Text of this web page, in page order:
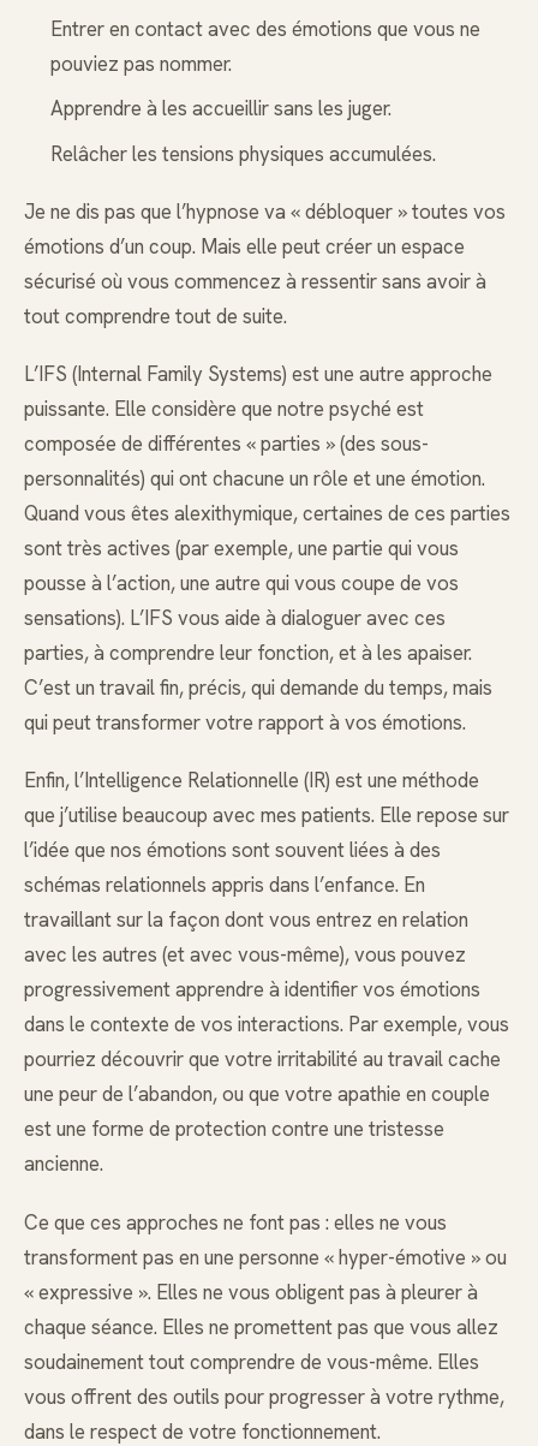
Entrer en contact avec des émotions que vous ne
pouviez pas nommer.
Apprendre à les accueillir sans les juger.
Relâcher les tensions physiques accumulées.
Je ne dis pas que l’hypnose va « débloquer » toutes vos
émotions d’un coup. Mais elle peut créer un espace
sécurisé où vous commencez à ressentir sans avoir à
tout comprendre tout de suite.
L’IFS (Internal Family Systems) est une autre approche
puissante. Elle considère que notre psyché est
composée de différentes « parties » (des sous-
personnalités) qui ont chacune un rôle et une émotion.
Quand vous êtes alexithymique, certaines de ces parties
sont très actives (par exemple, une partie qui vous
pousse à l’action, une autre qui vous coupe de vos
sensations). L’IFS vous aide à dialoguer avec ces
parties, à comprendre leur fonction, et à les apaiser.
C’est un travail fin, précis, qui demande du temps, mais
qui peut transformer votre rapport à vos émotions.
Enfin, l’Intelligence Relationnelle (IR) est une méthode
que j’utilise beaucoup avec mes patients. Elle repose sur
l’idée que nos émotions sont souvent liées à des
schémas relationnels appris dans l’enfance. En
travaillant sur la façon dont vous entrez en relation
avec les autres (et avec vous-même), vous pouvez
progressivement apprendre à identifier vos émotions
dans le contexte de vos interactions. Par exemple, vous
pourriez découvrir que votre irritabilité au travail cache
une peur de l’abandon, ou que votre apathie en couple
est une forme de protection contre une tristesse
ancienne.
Ce que ces approches ne font pas : elles ne vous
transforment pas en une personne « hyper-émotive » ou
« expressive ». Elles ne vous obligent pas à pleurer à
chaque séance. Elles ne promettent pas que vous allez
soudainement tout comprendre de vous-même. Elles
vous offrent des outils pour progresser à votre rythme,
dans le respect de votre fonctionnement.